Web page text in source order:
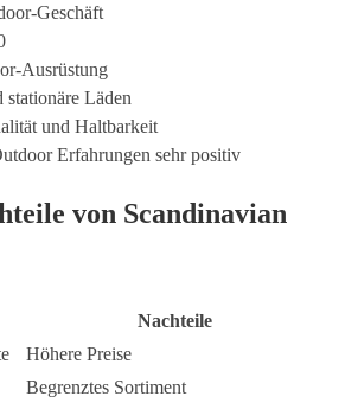
Geschäft
Ausrüstung
Läden
und Haltbarkeit
Erfahrungen sehr positiv
von Scandinavian
Nachteile
Höhere Preise
Begrenztes Sortiment